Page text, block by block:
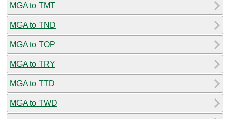
MGA to TMT
MGA to TND
MGA to TOP
MGA to TRY
MGA to TTD
MGA to TWD